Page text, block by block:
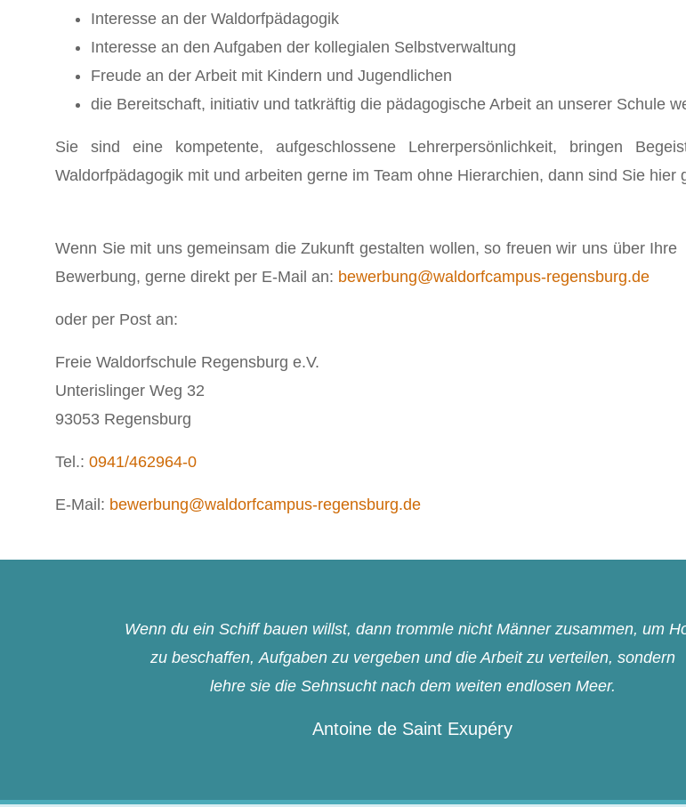
Interesse an der Waldorfpädagogik
Interesse an den Aufgaben der kollegialen Selbstverwaltung
Freude an der Arbeit mit Kindern und Jugendlichen
die Bereitschaft, initiativ und tatkräftig die pädagogische Arbeit an unserer Schule
Sie sind eine kompetente, aufgeschlossene Lehrerpersönlichkeit, bringen
Waldorfpädagogik mit und arbeiten gerne im Team ohne Hierarchien, dann sind Sie hier
Wenn Sie mit uns gemeinsam die Zukunft gestalten wollen, so freuen wir uns über Ihre
Bewerbung, gerne direkt per E-Mail an: bewerbung@waldorfcampus-regensburg.de
oder per Post an:
Freie Waldorfschule Regensburg e.V.
Unterislinger Weg 32
93053 Regensburg
Tel.: 0941/462964-0
E-Mail: bewerbung@waldorfcampus-regensburg.de
Wenn du ein Schiff bauen willst, dann trommle nicht Männer zusammen, um
zu beschaffen, Aufgaben zu vergeben und die Arbeit zu verteilen, sondern
lehre sie die Sehnsucht nach dem weiten endlosen Meer.
Antoine de Saint Exupéry